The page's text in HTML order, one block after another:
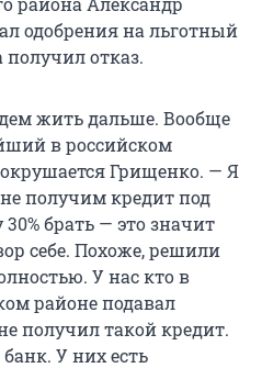
одобрения на льготный
получил отказ.
жить дальше. Вообще
в российском
Грищенко. — Я
получим кредит под
30%брать — это значит
себе. Похоже, решили
У нас кто в
районе подавал
получил такой кредит.
У них есть